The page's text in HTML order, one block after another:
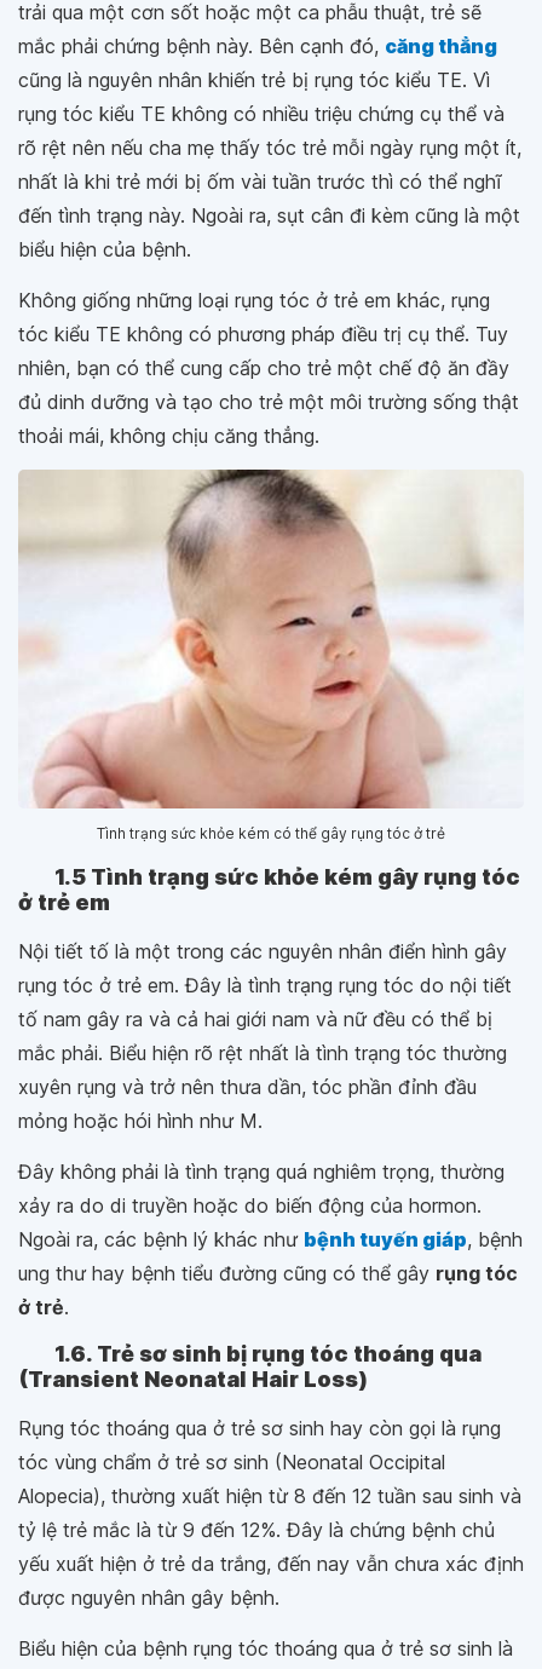
trải qua một cơn sốt hoặc một ca phẫu thuật, trẻ sẽ
mắc phải chứng bệnh này. Bên cạnh đó, căng thẳng
cũng là nguyên nhân khiến trẻ bị rụng tóc kiểu TE. Vì
rụng tóc kiểu TE không có nhiều triệu chứng cụ thể và
rõ rệt nên nếu cha mẹ thấy tóc trẻ mỗi ngày rụng một ít,
nhất là khi trẻ mới bị ốm vài tuần trước thì có thể nghĩ
đến tình trạng này. Ngoài ra, sụt cân đi kèm cũng là một
biểu hiện của bệnh.
Không giống những loại rụng tóc ở trẻ em khác, rụng
tóc kiểu TE không có phương pháp điều trị cụ thể. Tuy
nhiên, bạn có thể cung cấp cho trẻ một chế độ ăn đầy
đủ dinh dưỡng và tạo cho trẻ một môi trường sống thật
thoải mái, không chịu căng thẳng.
Tình trạng sức khỏe kém có thể gây rụng tóc ở trẻ
1.5 Tình trạng sức khỏe kém gây rụng tóc
ở trẻ em
Nội tiết tố là một trong các nguyên nhân điển hình gây
rụng tóc ở trẻ em. Đây là tình trạng rụng tóc do nội tiết
tố nam gây ra và cả hai giới nam và nữ đều có thể bị
mắc phải. Biểu hiện rõ rệt nhất là tình trạng tóc thường
xuyên rụng và trở nên thưa dần, tóc phần đỉnh đầu
mỏng hoặc hói hình như M.
Đây không phải là tình trạng quá nghiêm trọng, thường
xảy ra do di truyền hoặc do biến động của hormon.
Ngoài ra, các bệnh lý khác như bệnh tuyến giáp, bệnh
ung thư hay bệnh tiểu đường cũng có thể gây rụng tóc
ở trẻ.
1.6. Trẻ sơ sinh bị rụng tóc thoáng qua
(Transient Neonatal Hair Loss)
Rụng tóc thoáng qua ở trẻ sơ sinh hay còn gọi là rụng
tóc vùng chẩm ở trẻ sơ sinh (Neonatal Occipital
Alopecia), thường xuất hiện từ 8 đến 12 tuần sau sinh và
tỷ lệ trẻ mắc là từ 9 đến 12%. Đây là chứng bệnh chủ
yếu xuất hiện ở trẻ da trắng, đến nay vẫn chưa xác định
được nguyên nhân gây bệnh.
Biểu hiện của bệnh rụng tóc thoáng qua ở trẻ sơ sinh là